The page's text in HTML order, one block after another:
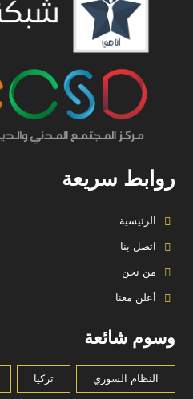
روابط سريعة
الرئيسية
اتصل بنا
من نحن
أعلن معنا
وسوم شائعة
النظام السوري تركيا